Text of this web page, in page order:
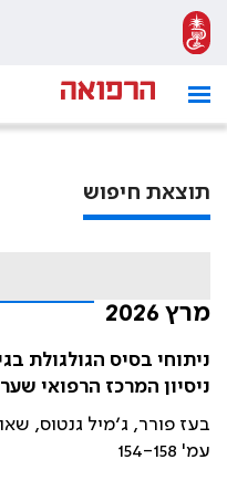
תוצאת חיפוש
מרץ 2026
ניתוחי בסיס הגולגולת
ניסיון המרכז הרפואי
בעז פורר, ג׳מיל גנטוס,
עמ' 154-158